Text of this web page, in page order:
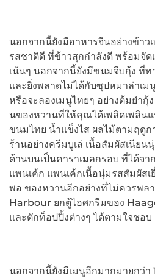
นอกจากนี้ยังมีอาหารจีนอย่างข้าว
รสชาติดี ที่ข้าวสุกกำลังดี พร้อมจั
เน้นๆ นอกจากนี้ยังมีขนมจีบกุ้ง ที่ท
และยิ่งพลาดไม่ได้กับซุปหมาล่าเ
หรือจะลองเมนูไทยๆ อย่างต้มยำกุ้
นของหวานที่ให้คุณได้เพลิดเพลินแ
ขนมไทย น้ำแข็งไส ผลไม้ตามฤดู
ร้านอย่างครีมบูเล่ เนื้อสัมผัสเนียน
ด้านบนเป็นคาราเมลกรอบ ที่ได้จา
แพนเค้ก แพนเค้กเนื้อนุ่มรสสัมผัสเ
พอ ของหวานอีกอย่างที่ไม่ควรพล
Harbour ยกตู้ไอศกรีมของ
และตักท็อปปิ้งต่างๆ ได้ตามใจชอบ
นอกจากนี้ยังมีเมนูอีกมากมายกว่า